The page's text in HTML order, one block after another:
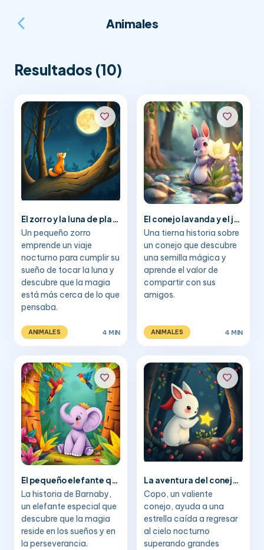
arrow_back_ios_new Animales
Resultados (10)
favorite
El zorro y la luna de plata
Un pequeño zorro
emprende un viaje
nocturno para cumplir su
sueño de tocar la luna y
descubre que la magia
está más cerca de lo que
pensaba.
ANIMALES 4 MIN
favorite
El conejo lavanda y el jardín de las zanahorias gigantes
Una tierna historia sobre
un conejo que descubre
una semilla mágica y
aprende el valor de
compartir con sus
amigos.
ANIMALES 4 MIN
favorite
El pequeño elefante que quería volar
La historia de Barnaby,
un elefante especial que
descubre que la magia
reside en los sueños y en
la perseverancia.
favorite
La aventura del conejo de la bufanda roja
Copo, un valiente
conejo, ayuda a una
estrella caída a regresar
al cielo nocturno
superando grandes